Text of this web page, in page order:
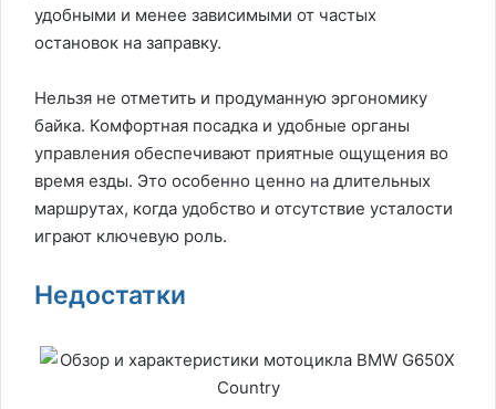
удобными и менее зависимыми от частых
остановок на заправку.
Нельзя не отметить и продуманную эргономику
байка. Комфортная посадка и удобные органы
управления обеспечивают приятные ощущения во
время езды. Это особенно ценно на длительных
маршрутах, когда удобство и отсутствие усталости
играют ключевую роль.
Недостатки